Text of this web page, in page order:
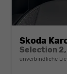
Skoda
unverbindliche